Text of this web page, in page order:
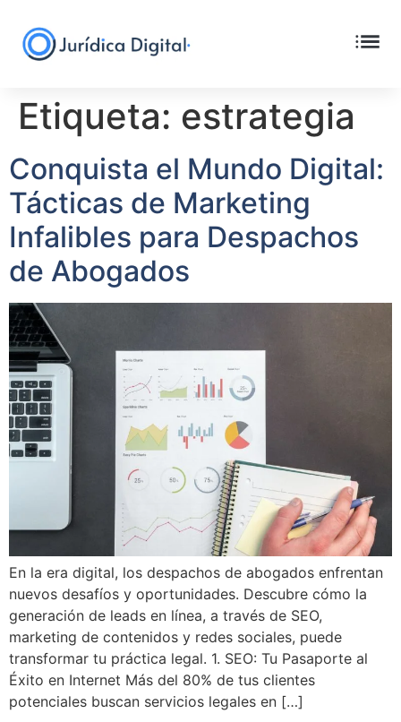
Etiqueta: estrategia
Conquista el Mundo Digital:
Tácticas de Marketing
Infalibles para Despachos
de Abogados
En la era digital, los despachos de abogados enfrentan
nuevos desafíos y oportunidades. Descubre cómo la
generación de leads en línea, a través de SEO,
marketing de contenidos y redes sociales, puede
transformar tu práctica legal. 1. SEO: Tu Pasaporte al
Éxito en Internet Más del 80% de tus clientes
potenciales buscan servicios legales en […]